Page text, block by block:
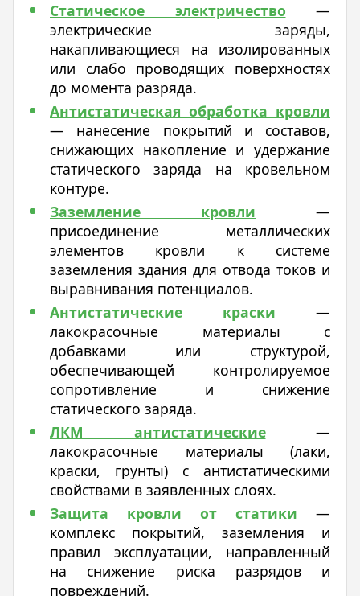
Статическое электричество —
электрические заряды,
накапливающиеся на изолированных
или слабо проводящих поверхностях
до момента разряда.
Антистатическая обработка кровли
— нанесение покрытий и составов,
снижающих накопление и удержание
статического заряда на кровельном
контуре.
Заземление кровли —
присоединение металлических
элементов кровли к системе
заземления здания для отвода токов и
выравнивания потенциалов.
Антистатические краски —
лакокрасочные материалы с
добавками или структурой,
обеспечивающей контролируемое
сопротивление и снижение
статического заряда.
ЛКМ антистатические—
лакокрасочные материалы (лаки,
краски, грунты) с антистатическими
свойствами в заявленных слоях.
Защита кровли от статики —
комплекс покрытий, заземления и
правил эксплуатации, направленный
на снижение риска разрядов и
повреждений.